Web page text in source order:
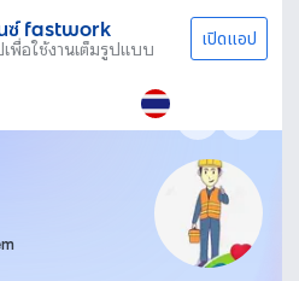
ซ์ fastwork
พื่อใช้งานเต็มรูปแบบ เปิดแอป